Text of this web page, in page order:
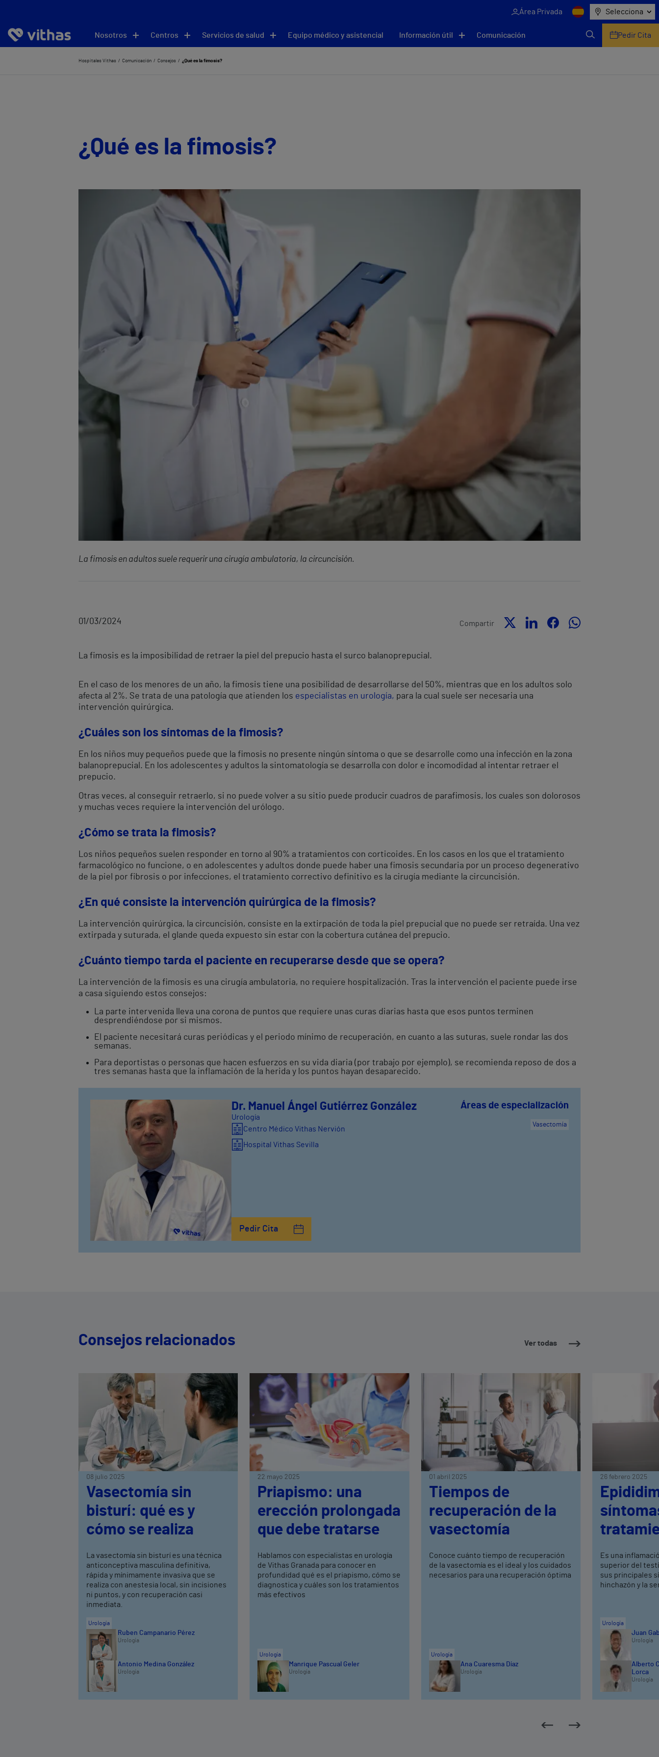
Área Privada Selecciona
Nosotros Centros Servicios de salud Equipo médico y asistencial Información útil Comunicación Pedir Cita
Hospitales Vithas Comunicación Consejos ¿Qué es la fimosis?
¿Qué es la fimosis?
La fimosis en adultos suele requerir una cirugía ambulatoria, la circuncisión.
01/03/2024 Compartir
La fimosis es la imposibilidad de retraer la piel del prepucio hasta el surco balanoprepucial.
En el caso de los menores de un año, la fimosis tiene una posibilidad de desarrollarse del 50%, mientras que en los adultos solo
afecta al 2%. Se trata de una patología que atienden los especialistas en urología, para la cual suele ser necesaria una
intervención quirúrgica.
¿Cuáles son los síntomas de la fimosis?
En los niños muy pequeños puede que la fimosis no presente ningún síntoma o que se desarrolle como una infección en la zona
balanoprepucial. En los adolescentes y adultos la sintomatología se desarrolla con dolor e incomodidad al intentar retraer el
prepucio.
Otras veces, al conseguir retraerlo, si no puede volver a su sitio puede producir cuadros de parafimosis, los cuales son dolorosos
y muchas veces requiere la intervención del urólogo.
¿Cómo se trata la fimosis?
Los niños pequeños suelen responder en torno al 90% a tratamientos con corticoides. En los casos en los que el tratamiento
farmacológico no funcione, o en adolescentes y adultos donde puede haber una fimosis secundaria por un proceso degenerativo
de la piel por fibrosis o por infecciones, el tratamiento correctivo definitivo es la cirugía mediante la circuncisión.
¿En qué consiste la intervención quirúrgica de la fimosis?
La intervención quirúrgica, la circuncisión, consiste en la extirpación de toda la piel prepucial que no puede ser retraída. Una vez
extirpada y suturada, el glande queda expuesto sin estar con la cobertura cutánea del prepucio.
¿Cuánto tiempo tarda el paciente en recuperarse desde que se opera?
La intervención de la fimosis es una cirugía ambulatoria, no requiere hospitalización. Tras la intervención el paciente puede irse
a casa siguiendo estos consejos:
La parte intervenida lleva una corona de puntos que requiere unas curas diarias hasta que esos puntos terminen
desprendiéndose por si mismos.
El paciente necesitará curas periódicas y el periodo mínimo de recuperación, en cuanto a las suturas, suele rondar las dos
semanas.
Para deportistas o personas que hacen esfuerzos en su vida diaria (por trabajo por ejemplo), se recomienda reposo de dos a
tres semanas hasta que la inflamación de la herida y los puntos hayan desaparecido.
Dr. Manuel Ángel Gutiérrez González
Urología
Centro Médico Vithas Nervión
Hospital Vithas Sevilla
Pedir Cita
Áreas de especialización
Vasectomía
Consejos relacionados Ver todas
08 julio 2025
Vasectomía sin
bisturí: qué es y
cómo se realiza
La vasectomía sin bisturí es una técnica
anticonceptiva masculina definitiva,
rápida y mínimamente invasiva que se
realiza con anestesia local, sin incisiones
ni puntos, y con recuperación casi
inmediata.
Urología
Ruben Campanario Pérez
Urología
Antonio Medina González
Urología
22 mayo 2025
Priapismo: una
erección prolongada
que debe tratarse
Hablamos con especialistas en urología
de Vithas Granada para conocer en
profundidad qué es el priapismo, cómo se
diagnostica y cuáles son los tratamientos
más efectivos
Urología
Manrique Pascual Geler
Urología
01 abril 2025
Tiempos de
recuperación de la
vasectomía
Conoce cuánto tiempo de recuperación
de la vasectomía es el ideal y los cuidados
necesarios para una recuperación óptima
Urología
Ana Cuaresma Díaz
Urología
26 febrero 2025
Es una
superior del
sus principales
hinchazón y la
Urología
Juan
Urología
Alberto
Lorca
Urología